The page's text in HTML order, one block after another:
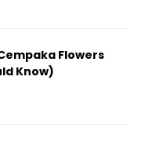
Flowers
Know)